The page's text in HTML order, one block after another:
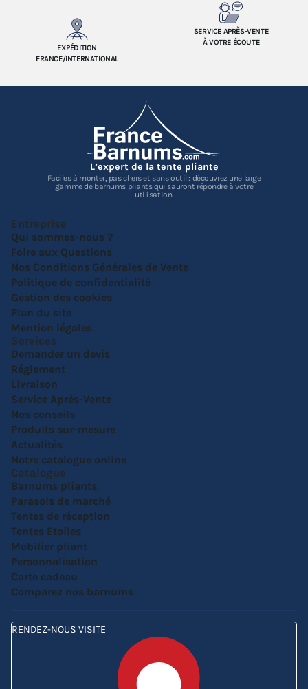
EXPÉDITION
FRANCE/INTERNATIONAL
SERVICE APRÈS-VENTE
À VOTRE ÉCOUTE
L’expert de la tente pliante
Faciles à monter, pas chers et sans outil : découvrez une large
gamme de barnums pliants qui sauront répondre à votre
utilisation.
Entreprise
Qui sommes-nous ?
Foire aux Questions
Nos Conditions Générales de Vente
Politique de confidentialité
Gestion des cookies
Plan du site
Mention légales
Services
Demander un devis
Réglement
Livraison
Service Après-Vente
Nos conseils
Produits sur-mesure
Actualités
Notre catalogue online
Catalogue
Barnums pliants
Parasols de marché
Tentes de réception
Tentes Etoiles
Mobilier pliant
Personnalisation
Carte cadeau
Comparez nos barnums
RENDEZ-NOUS VISITE